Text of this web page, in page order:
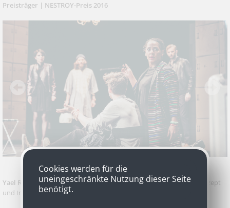
Preisträger | NESTROY-Preis 2016
Yael Ronen und Ensemble für „Lost and Found“ Uraufführung, Konzept
und Inszenierung von Yael Ronen und Ensemble, Volkstheater
Cookies werden für die
uneingeschränkte Nutzung dieser Seite
benötigt.